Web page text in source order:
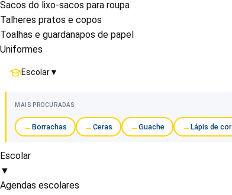
Sacos do lixo-sacos para roupa
Talheres pratos e copos
Toalhas e guardanapos de papel
Uniformes
Escolar▼
MAIS PROCURADAS
Borrachas Ceras Guache Lápis de cor
Escolar
▼
Agendas escolares